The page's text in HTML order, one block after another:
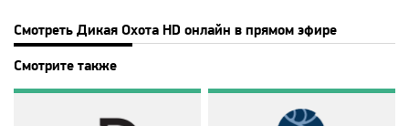
Смотреть Дикая Охота HD онлайн в прямом эфире
Смотрите также